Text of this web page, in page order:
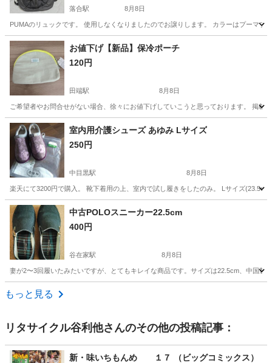
落合駅 8月8日
PUMAのリュックです。 使用しなくなりましたのでお譲りします。 カラーはプーマ
東京 新宿区 落合駅 バッグ
お値下げ【新品】保冷ポーチ
120円
田端駅 8月8日
ご希望者やお問合せがない場合、徐々にお値下げしていこうと思っております。 掲
東京 北区 田端駅 バッグ
室内用介護シューズ あゆみ Lサイズ
250円
中目黒駅 8月8日
楽天にて3200円で購入。 靴下着用の上、室内で試し履きをしたのみ。 Lサイズ
東京 目黒区 中目黒駅 シューズ
中古POLOスニーカー22.5cm
400円
谷在家駅 8月8日
妻が2〜3回履いたみたいですが、とてもキレイな商品です。サイズは22.5cm、中国製
東京 足立区
もっと見る
リタサイクル谷利他さんのその他の投稿記事：
新・味いちもんめ １７ （ビッグコミックス）